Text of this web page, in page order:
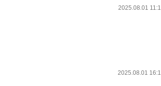
2025.08.01
2025.08.01